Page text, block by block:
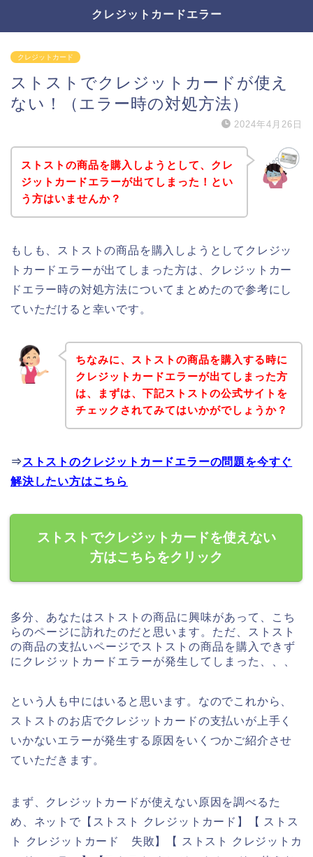
クレジットカードエラー
クレジットカード
ストストでクレジットカードが使え
ない！（エラー時の対処方法）
2024年4月26日
ストストの商品を購入しようとして、クレ
ジットカードエラーが出てしまった！とい
う方はいませんか？
もしも、ストストの商品を購入しようとしてクレジッ
トカードエラーが出てしまった方は、クレジットカー
ドエラー時の対処方法についてまとめたので参考にし
ていただけると幸いです。
ちなみに、ストストの商品を購入する時に
クレジットカードエラーが出てしまった方
は、まずは、下記ストストの公式サイトを
チェックされてみてはいかがでしょうか？
⇒ ストストのクレジットカードエラーの問題を今すぐ
解決したい方はこちら
ストストでクレジットカードを使えない
方はこちらをクリック
多分、あなたはストストの商品に興味があって、こち
らのページに訪れたのだと思います。ただ、ストスト
の商品の支払いページでストストの商品を購入できず
にクレジットカードエラーが発生してしまった、、、
という人も中にはいると思います。なのでこれから、
ストストのお店でクレジットカードの支払いが上手く
いかないエラーが発生する原因をいくつかご紹介させ
ていただきます。
まず、クレジットカードが使えない原因を調べるた
め、ネットで【ストスト クレジットカード】【 ストス
ト クレジットカード 失敗】【 ストスト クレジットカ